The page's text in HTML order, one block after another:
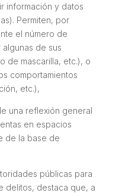
información y datos
Permiten, por
el número de
de sus
de mascarilla, etc.), o
comportamientos
etc.),
una reflexión general
en espacios
de la base de
públicas para
delitos, destaca que, a